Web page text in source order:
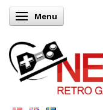
Skifte navigation
Menu